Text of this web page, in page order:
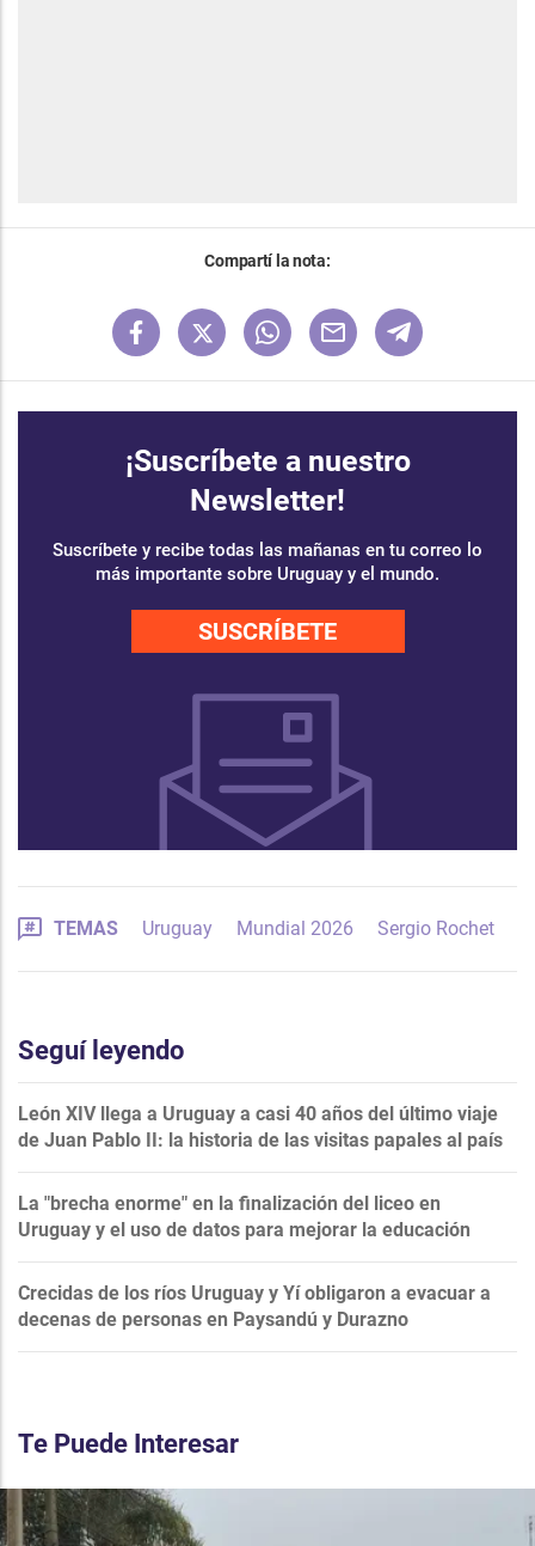
Compartí la nota:
¡Suscríbete a nuestro
Newsletter!
Suscríbete y recibe todas las mañanas en tu correo lo
más importante sobre Uruguay y el mundo.
SUSCRÍBETE
TEMAS Uruguay Mundial 2026 Sergio Rochet
Seguí leyendo
León XIV llega a Uruguay a casi 40 años del último viaje
de Juan Pablo II: la historia de las visitas papales al país
La "brecha enorme" en la finalización del liceo en
Uruguay y el uso de datos para mejorar la educación
Crecidas de los ríos Uruguay y Yí obligaron a evacuar a
decenas de personas en Paysandú y Durazno
Te Puede Interesar